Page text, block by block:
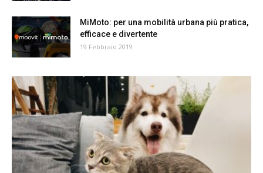
MiMoto: per una mobilità urbana più pratica,
efficace e divertente
19 Febbraio 2019